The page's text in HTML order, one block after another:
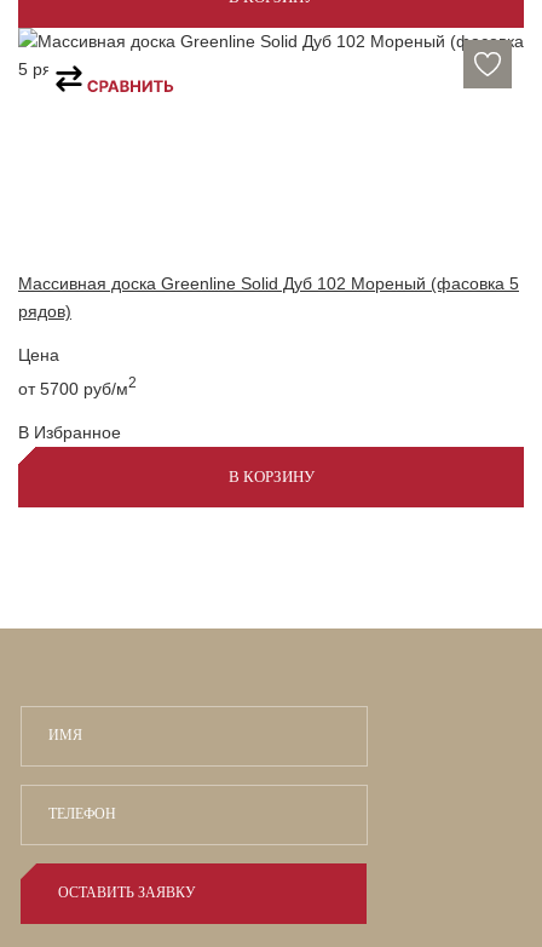
Массивная доска Greenline Solid Дуб 102 Мореный (фасовка 5
рядов)
Цена
от 5700 руб/м2
В Избранное
В КОРЗИНУ